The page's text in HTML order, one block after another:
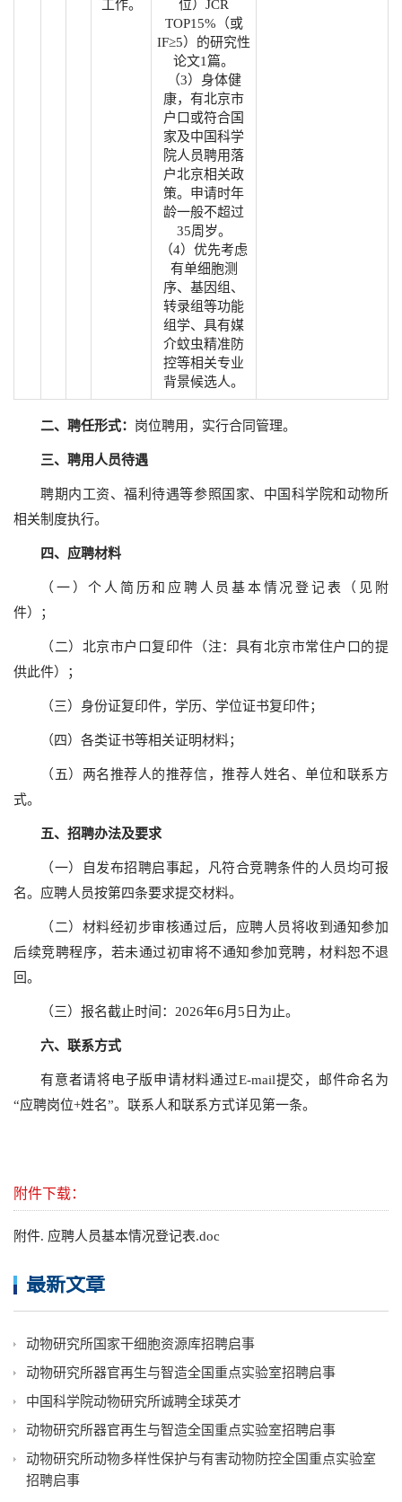
工作。
位）JCR
TOP15%（或
IF≥5）的研究性
论文1篇。
（3）身体健
康，有北京市
户口或符合国
家及中国科学
院人员聘用落
户北京相关政
策。申请时年
龄一般不超过
35周岁。
（4）优先考虑
有单细胞测
序、基因组、
转录组等功能
组学、具有媒
介蚊虫精准防
控等相关专业
背景候选人。
二、 聘任形式： 岗位聘用，实行合同管理。
三、聘用人员待遇
聘期内工资、福利待遇等参照国家、中国科学院和动物所
相关制度执行。
四、应聘材料
（一）个人简历和应聘人员基本情况登记表（见附
件）；
（二）北京市户口复印件（注：具有北京市常住户口的提
供此件）；
（三）身份证复印件，学历、学位证书复印件；
（四）各类证书等相关证明材料；
（五）两名推荐人的推荐信，推荐人姓名、单位和联系方
式。
五、招聘办法及要求
（一）自发布招聘启事起，凡符合竞聘条件的人员均可报
名。应聘人员按第四条要求提交材料。
（二）材料经初步审核通过后，应聘人员将收到通知参加
后续竞聘程序，若未通过初审将不通知参加竞聘，材料恕不退
回。
（三）报名截止时间：2026年6月5日为止。
六、 联系方式
有意者请将电子版申请材料通过E-mail提交，邮件命名为
“应聘岗位+姓名”。联系人和联系方式详见第一条。
附件下载：
附件. 应聘人员基本情况登记表.doc
最新文章
动物研究所国家干细胞资源库招聘启事
动物研究所器官再生与智造全国重点实验室招聘启事
中国科学院动物研究所诚聘全球英才
动物研究所器官再生与智造全国重点实验室招聘启事
动物研究所动物多样性保护与有害动物防控全国重点实验室
招聘启事